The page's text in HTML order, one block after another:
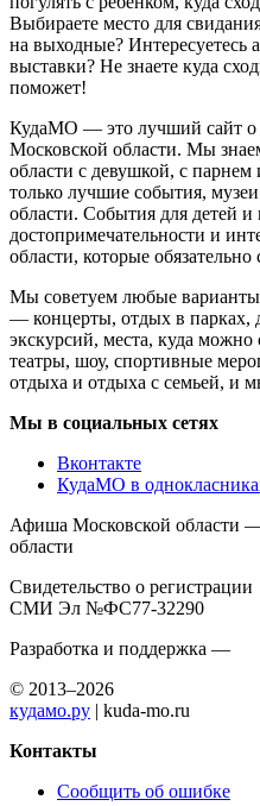
Выбираете место для
на выходные?
выставки? Не знаете куда
поможет!
КудаМО — это лучший сайт о
Московской области. Мы
области с девушкой, с
только лучшие события,
области. События для детей
достопримечательности и
области, которые обязательно
Мы советуем любые
— концерты, отдых в парках,
экскурсий, места, куда можно
театры, шоу, спортивные
отдыха и отдыха с семьей, и
Мы в социальных сетях
Вконтакте
КудаМО в
Афиша Московской области
области
Свидетельство о регистрации
СМИ Эл №ФС77-32290
Разработка и поддержка —
© 2013–2026
кудамо.ру | kuda-mo.ru
Контакты
Сообщить об ошибке